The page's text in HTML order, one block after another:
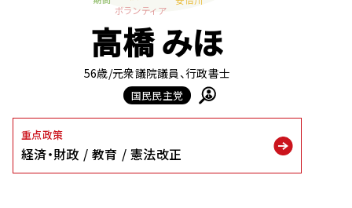
高橋 みほ
56歳/元衆議院議員、行政書士
国民民主党
重点政策
経済・財政 教育 憲法改正